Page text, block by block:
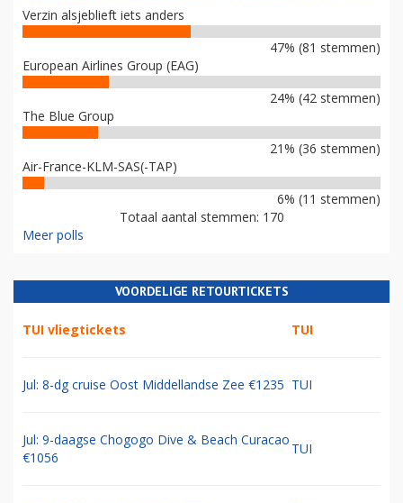
Verzin alsjeblieft iets anders
47% (81 stemmen)
European Airlines Group (EAG)
24% (42 stemmen)
The Blue Group
21% (36 stemmen)
Air-France-KLM-SAS(-TAP)
6% (11 stemmen)
Totaal aantal stemmen: 170
Meer polls
VOORDELIGE RETOURTICKETS
TUI vliegtickets TUI
Jul: 8-dg cruise Oost Middellandse Zee €1235 TUI
Jul: 9-daagse Chogogo Dive & Beach Curacao
€1056
TUI